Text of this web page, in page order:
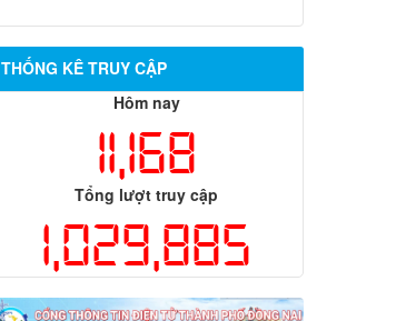
THỐNG KÊ TRUY CẬP
Hôm nay
11,168
Tổng lượt truy cập
1,029,885